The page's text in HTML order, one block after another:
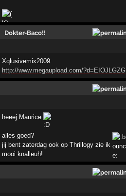
Dokter-Baco!!
Xqlusivemix2009
http://www.megaupload.com/?d=EIOJLGZG
heeej Maurice
alles goed?
jij bent zaterdag ook op Thrillogy zie ik
mooi knalleuh!